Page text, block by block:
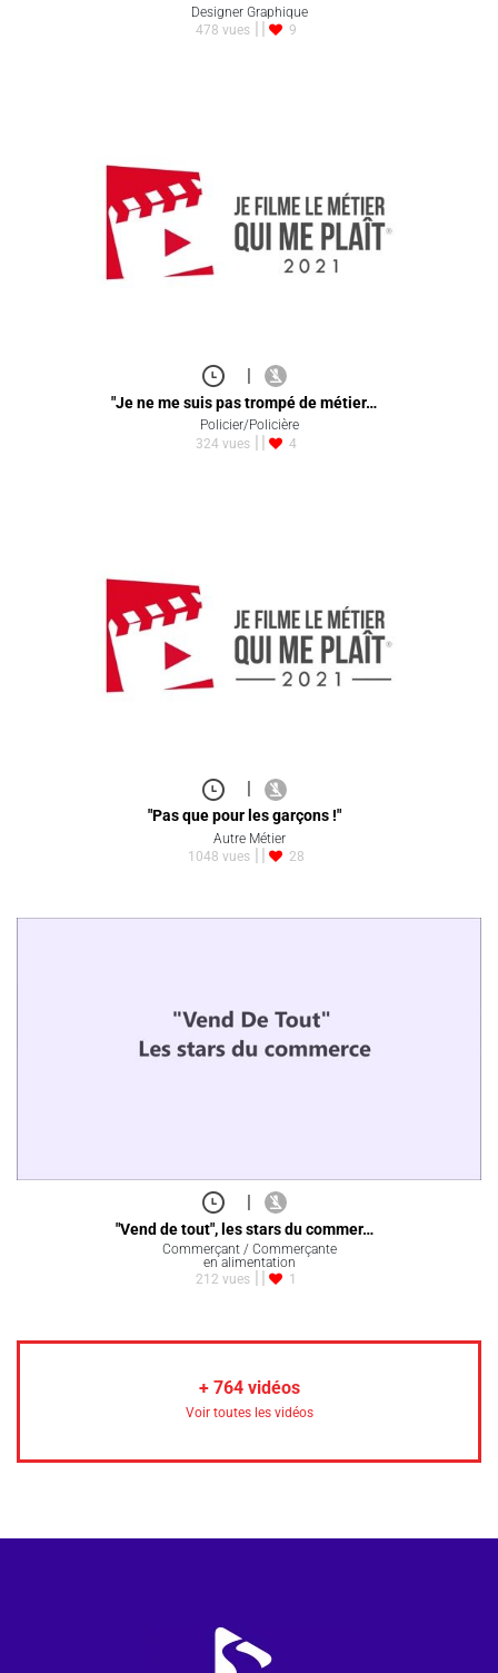
Designer Graphique
478 vues
9
|
"Je ne me suis pas trompé de métier…
Policier/Policière
324 vues
4
|
"Pas que pour les garçons !"
Autre Métier
1048 vues
28
|
"Vend de tout", les stars du commer…
Commerçant / Commerçante
en alimentation
212 vues
1
+ 764vidéos
Voir toutes les vidéos